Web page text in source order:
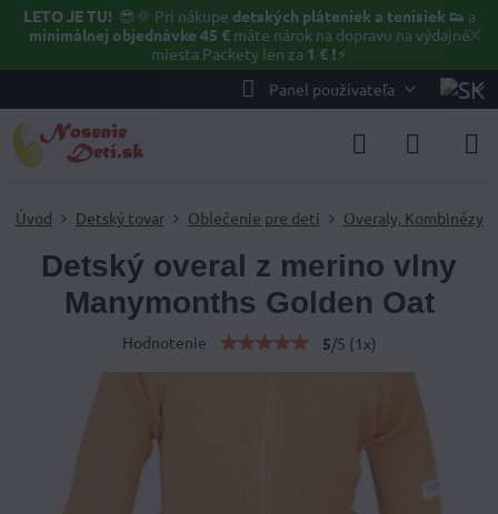
✕
LETO JE TU! 😎🌞 Pri nákupe detských pláteniek a tenisiek 👟 a
minimálnej objednávke 45 €máte nárok na dopravu na výdajné
miesta Packety len za 1 € ❗⚡️
Panel používateľa
Úvod Detský tovar Oblečenie pre deti Overaly, Kombinézy
Detský overal z merino vlny
Manymonths Golden Oat
Hodnotenie 5/5 (1 x)